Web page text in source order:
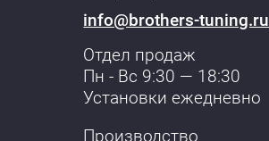
info@brothers-tuning.ru
Отдел продаж
Пн - Вс 9:30 — 18:30
Установки ежедневно
Производство